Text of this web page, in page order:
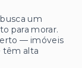
um
para morar.
— imóveis
têm alta